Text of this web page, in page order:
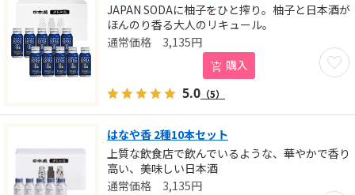
JAPAN SODAに柚子をひと搾り。柚子と日本酒が
ほんのり香る大人のリキュール。
お気
3,135円
購入
5.0 （5）
はなや香 2種10本セット
上質な飲食店で飲んでいるような、華やかで香り
高い、美味しい日本酒
3,135円